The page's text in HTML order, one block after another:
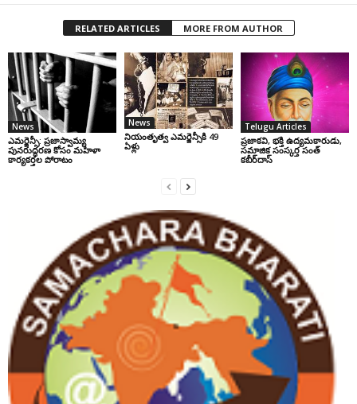
RELATED ARTICLES MORE FROM AUTHOR
News
ఎమర్జెన్సీ: ప్రజాస్వామ్య
పునరుద్ధరణ కోసం మహిళా
కార్యకర్తల పోరాటం
News
నియంతృత్వ ఎమర్జెన్సీకి 49
ఏళ్లు
Telugu Articles
ప్రజాకవి, భక్తి ఉద్యమకారుడు,
సమాజిక సంస్కర్త సంత్‌
కబీర్‌దాస్‌